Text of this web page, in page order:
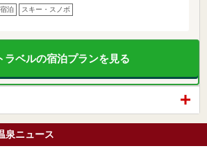
宿泊 スキー・スノボ
ラベルの宿泊プランを見る
泉ニュース